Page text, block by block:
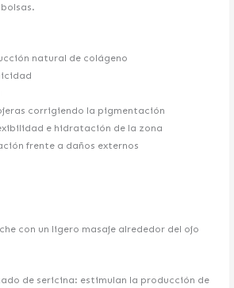
natural de colágeno
corrigiendo la pigmentación
e hidratación de la zona
frente a daños externos
con un ligero masaje alrededor del ojo
de sericina: estimulan la producción de